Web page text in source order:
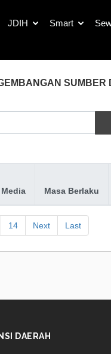
JDIH Smart
SUMBER
Masa Berlaku
14 Next Last
DAERAH